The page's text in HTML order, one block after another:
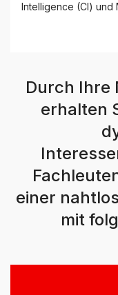
Intelligence (CI) und
Durch Ihre
erhalten
einer
mit